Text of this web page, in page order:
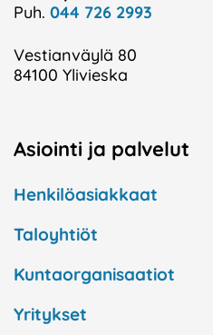
Puh. 044 726 2993
Vestianväylä 80
84100 Ylivieska
Asiointi ja palvelut
Henkilöasiakkaat
Taloyhtiöt
Kuntaorganisaatiot
Yritykset